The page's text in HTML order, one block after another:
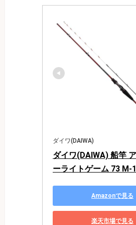
ダイワ(DAIWA)
ダイワ(DAIWA) 船竿
ーライトゲーム 73 M-
Amazonで見る
楽天市場で見る